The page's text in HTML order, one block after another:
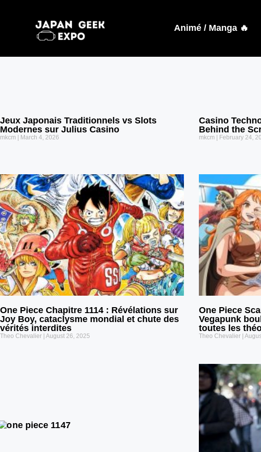
Animé / Manga 🔥
Jeux Japonais Traditionnels vs Slots
Modernes sur Julius Casino
mkcm March 4, 2026
Casino
Behind the
mkcm February 24,
One Piece Chapitre 1114 : Révélations sur
Joy Boy, cataclysme mondial et chute des
vérités interdites
Theo Chevalier August 26, 2025
One Piece
Vegapunk
toutes les
Theo Chevalier